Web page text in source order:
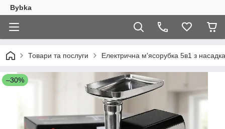
Bybka
Товари та послуги Електрична м'ясорубка 5в1 з
–30%